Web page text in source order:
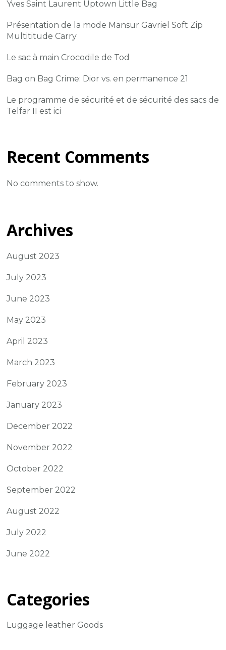
Yves Saint Laurent Uptown Little Bag
Présentation de la mode Mansur Gavriel Soft Zip
Multititude Carry
Le sac à main Crocodile de Tod
Bag on Bag Crime: Dior vs. en permanence 21
Le programme de sécurité et de sécurité des sacs de
Telfar II est ici
Recent Comments
No comments to show.
Archives
August 2023
July 2023
June 2023
May 2023
April 2023
March 2023
February 2023
January 2023
December 2022
November 2022
October 2022
September 2022
August 2022
July 2022
June 2022
Categories
Luggage leather Goods